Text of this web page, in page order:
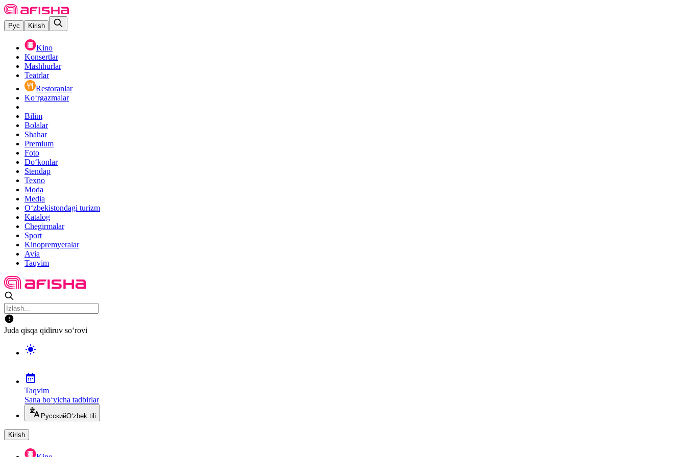
Рус Kirish
Kino
Konsertlar
Mashhurlar
Teatrlar
Restoranlar
Ko‘rgazmalar
Bilim
Bolalar
Shahar
Premium
Foto
Do‘konlar
Stendap
Texno
Moda
Media
O‘zbekistondagi turizm
Katalog
Chegirmalar
Sport
Kinopremyeralar
Avia
Taqvim
Juda qisqa qidiruv so‘rovi
Taqvim
Sana bo‘yicha tadbirlar
РусскийO‘zbek tili
Kirish